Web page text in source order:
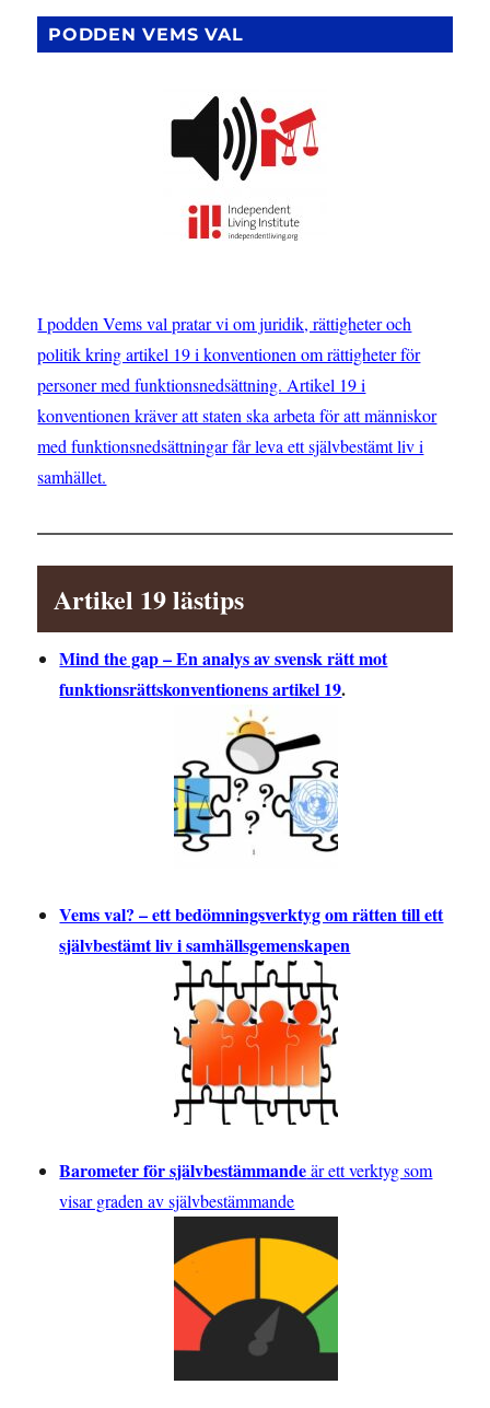
PODDEN VEMS VAL
I podden Vems val pratar vi om juridik, rättigheter och
politik kring artikel 19 i konventionen om rättigheter för
personer med funktionsnedsättning. Artikel 19 i
konventionen kräver att staten ska arbeta för att människor
med funktionsnedsättningar får leva ett självbestämt liv i
samhället.
Artikel 19 lästips
Mind the gap – En analys av svensk rätt mot
funktionsrättskonventionens artikel 19.
Vems val? – ett bedömningsverktyg om rätten till ett
självbestämt liv i samhällsgemenskapen
Barometer för självbestämmandeär ett verktyg som
visar graden av självbestämmande